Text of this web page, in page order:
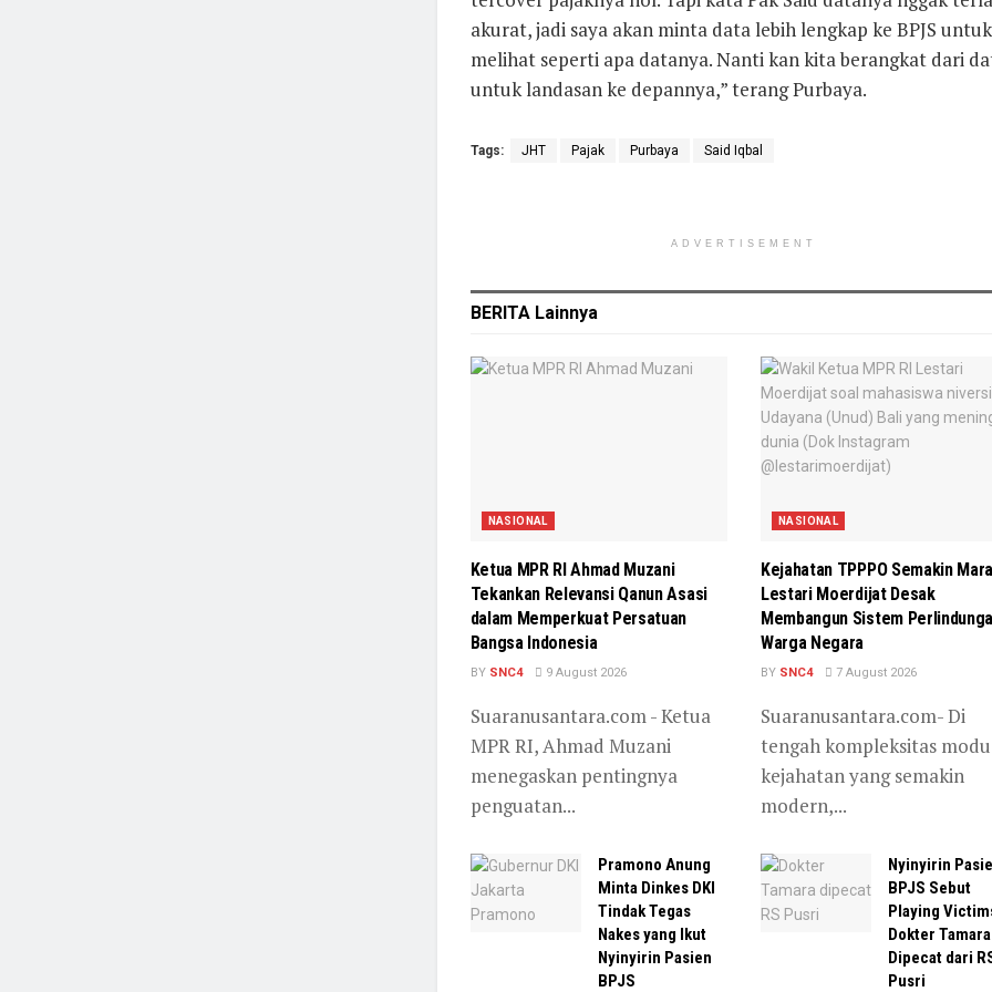
akurat, jadi saya akan minta data lebih lengkap ke BPJS untuk
melihat seperti apa datanya. Nanti kan kita berangkat dari
untuk landasan ke depannya,” terang Purbaya.
Tags: JHT Pajak Purbaya Said Iqbal
ADVERTISEMENT
BERITA Lainnya
NASIONAL
Ketua MPR RI Ahmad Muzani
Tekankan Relevansi Qanun Asasi
dalam Memperkuat Persatuan
Bangsa Indonesia
BY SNC4 9 August 2026
Suaranusantara.com - Ketua
MPR RI, Ahmad Muzani
menegaskan pentingnya
penguatan...
NASIONAL
Kejahatan TPPPO Semakin
Lestari Moerdijat Desak
Membangun Sistem
Warga Negara
BY SNC4 7 August 2026
Suaranusantara.com- Di
tengah kompleksitas
kejahatan yang semakin
modern,...
Pramono Anung
Minta Dinkes DKI
Tindak Tegas
Nakes yang Ikut
Nyinyirin Pasien
BPJS
Nyinyirin
BPJS Sebut
Playing
Dokter Tamara
Dipecat dari
Pusri